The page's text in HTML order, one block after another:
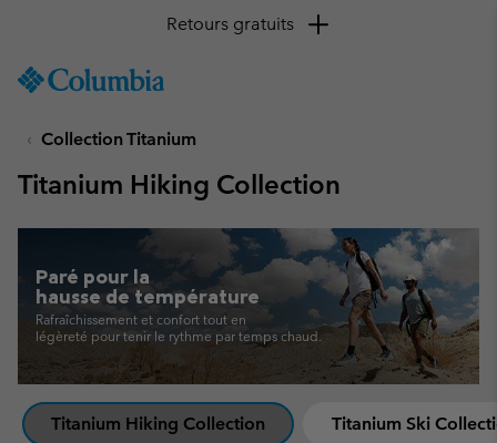
TO
SKIP
MAIN
TO
SEARCH
Retours gratuits
Collection Titanium
Titanium Hiking Collection
Paré pour la
hausse de température
Rafraîchissement et confort tout en
légèreté pour tenir le rythme par temps chaud.
Titanium Hiking Collection Titanium Ski